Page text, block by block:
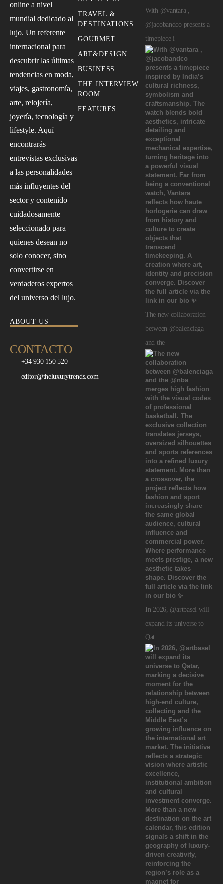
online a nivel
mundial dedicado al
lujo. Un referente
internacional para
descubrir las últimas
tendencias en moda,
viajes, gastronomía,
arte, relojería,
joyería, tecnología y
lifestyle. Aquí
encontrarás
entrevistas exclusivas
a las personalidades
más influyentes del
sector y contenido
cuidadosamente
seleccionado para
quienes desean no
solo conocer, sino
convertirse en
verdaderos expertos
del universo del lujo.
ABOUT US
CONTACTO
+34 930 150 520
editor@theluxurytrends.com
TRAVEL &
DESTINATIONS
GOURMET
ART&DESIGN
BUSINESS
THE INTERVIEW
ROOM
FEATURES
With @vantara ,
@jacobandco presents a
timepiece i
The new collaboration
between @balenciaga
and the
In 2026, @artbasel will
expand its universe to
Qat